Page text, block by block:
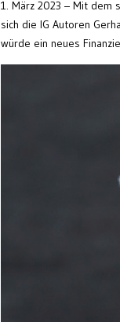
1. März 2023 – Mit dem
sich die IG Autoren
würde ein neues